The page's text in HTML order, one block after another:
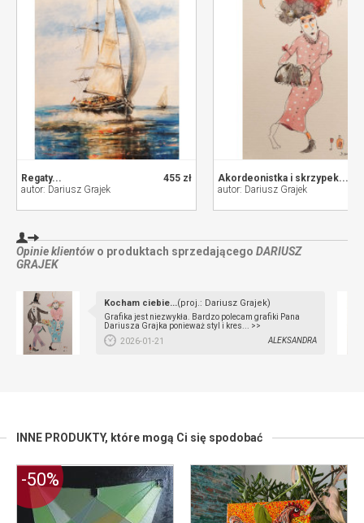
455 zł
Regaty...
autor: Dariusz Grajek
Akordeonistka i skrzypek...
autor: Dariusz Grajek
Opinie klientów o produktach sprzedającego DARIUSZ
GRAJEK
Kocham ciebie...(proj.: Dariusz Grajek)
Grafika jest niezwykła. Bardzo polecam grafiki Pana
Dariusza Grajka ponieważ styl i kres... >>
2026-01-21
ALEKSANDRA
INNE PRODUKTY, które mogą Ci się spodobać
-50%